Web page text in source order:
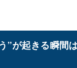
”が起きる瞬間